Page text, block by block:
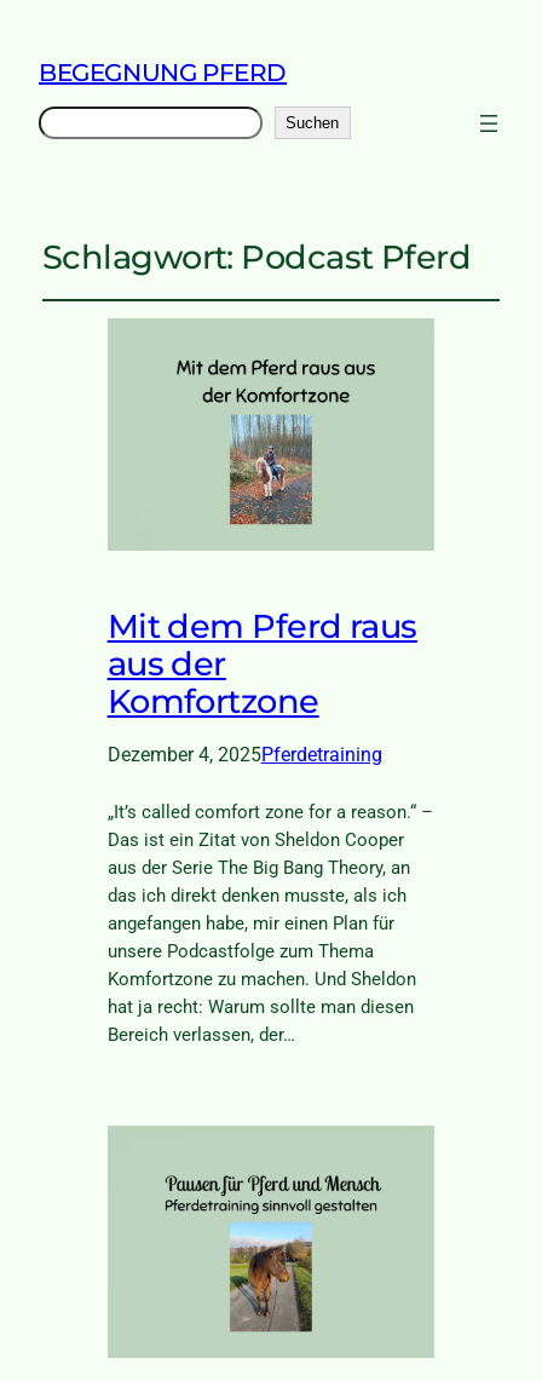
BEGEGNUNG PFERD
Suchen Suchen
Schlagwort: Podcast Pferd
Mit dem Pferd raus
aus der
Komfortzone
Dezember 4, 2025Pferdetraining
„It’s called comfort zone for a reason.“ –
Das ist ein Zitat von Sheldon Cooper
aus der Serie The Big Bang Theory, an
das ich direkt denken musste, als ich
angefangen habe, mir einen Plan für
unsere Podcastfolge zum Thema
Komfortzone zu machen. Und Sheldon
hat ja recht: Warum sollte man diesen
Bereich verlassen, der…